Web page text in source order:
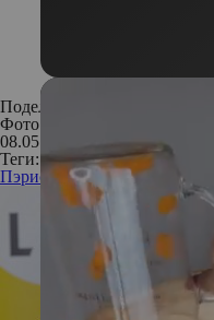
Поделиться:
Фото: Instagram
08.05.2017
Теги:
Пэрис Джексонзнаменитости